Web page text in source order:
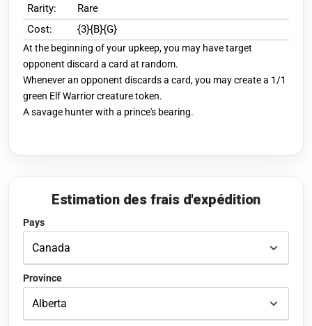
Rarity:
Rare
Cost:
{3}{B}{G}
At the beginning of your upkeep, you may have target
opponent discard a card at random.
Whenever an opponent discards a card, you may create a 1/1
green Elf Warrior creature token.
A savage hunter with a prince's bearing.
Estimation des frais d'expédition
Pays
Province